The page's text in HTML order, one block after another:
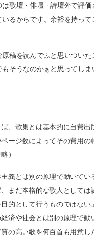
歌壇・俳壇・詩壇外で評
るからです。余裕を持っ
稿を読んでふと思いつい
そうなのかぁと思ってし
、歌集とは基本的に自費
ージ数によってその費用
）
義とは別の原理で動いて
まだ本格的な歌人として
的として行うものではな
済や社会とは別の原理で
の高い歌を何百首も用意